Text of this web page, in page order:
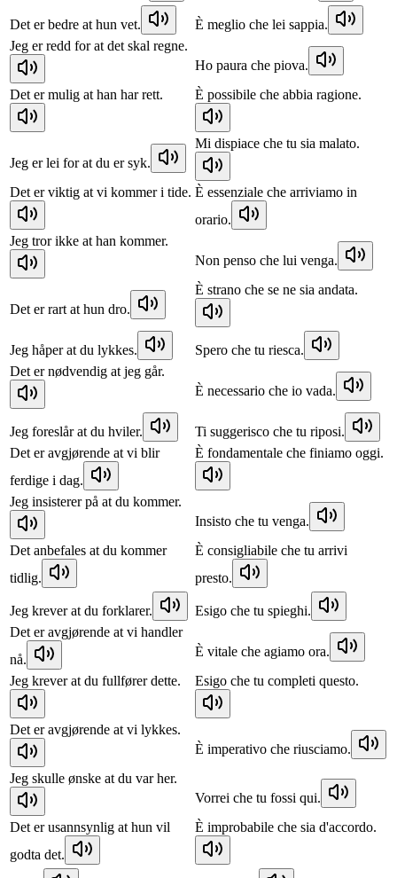
Det er bedre at hun vet.
È meglio che lei sappia.
Jeg er redd for at det skal regne.
Ho paura che piova.
Det er mulig at han har rett.
È possibile che abbia ragione.
Jeg er lei for at du er syk.
Mi dispiace che tu sia malato.
Det er viktig at vi kommer i tide. È essenziale che arriviamo in
orario.
Jeg tror ikke at han kommer.
Non penso che lui venga.
Det er rart at hun dro.
È strano che se ne sia andata.
Jeg håper at du lykkes.
Spero che tu riesca.
Det er nødvendig at jeg går.
È necessario che io vada.
Jeg foreslår at du hviler.
Ti suggerisco che tu riposi.
Det er avgjørende at vi blir
ferdige i dag.
È fondamentale che finiamo oggi.
Jeg insisterer på at du kommer.
Insisto che tu venga.
Det anbefales at du kommer
tidlig.
È consigliabile che tu arrivi
presto.
Jeg krever at du forklarer.
Esigo che tu spieghi.
Det er avgjørende at vi handler
nå.
È vitale che agiamo ora.
Jeg krever at du fullfører dette.
Esigo che tu completi questo.
Det er avgjørende at vi lykkes.
È imperativo che riusciamo.
Jeg skulle ønske at du var her.
Vorrei che tu fossi qui.
Det er usannsynlig at hun vil
godta det.
È improbabile che sia d'accordo.